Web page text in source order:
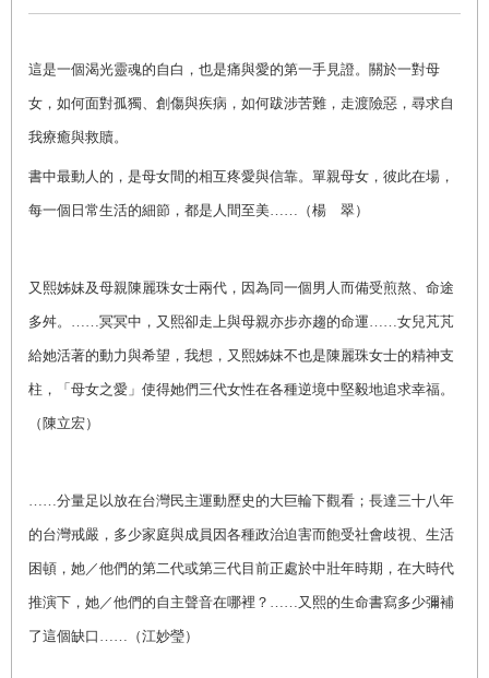
這是一個渴光靈魂的自白，也是痛與愛的第一手見證。關於一對母
女，如何面對孤獨、創傷與疾病，如何跋涉苦難，走渡險惡，尋求自
我療癒與救贖。
書中最動人的，是母女間的相互疼愛與信靠。單親母女，彼此在場，
每一個日常生活的細節，都是人間至美……（楊 翠）
又熙姊妹及母親陳麗珠女士兩代，因為同一個男人而備受煎熬、命途
多舛。……冥冥中，又熙卻走上與母親亦步亦趨的命運……女兒芃芃
給她活著的動力與希望，我想，又熙姊妹不也是陳麗珠女士的精神支
柱，「母女之愛」使得她們三代女性在各種逆境中堅毅地追求幸福。
（陳立宏）
……分量足以放在台灣民主運動歷史的大巨輪下觀看；長達三十八年
的台灣戒嚴，多少家庭與成員因各種政治迫害而飽受社會歧視、生活
困頓，她／他們的第二代或第三代目前正處於中壯年時期，在大時代
推演下，她／他們的自主聲音在哪裡？……又熙的生命書寫多少彌補
了這個缺口……（江妙瑩）